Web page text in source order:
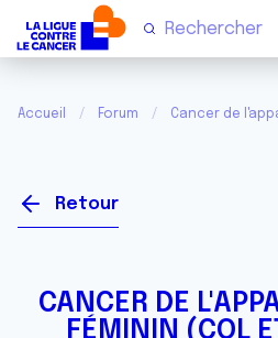
Accueil Forum Cancer de
Retour
CANCER DE
FÉMININ (COL